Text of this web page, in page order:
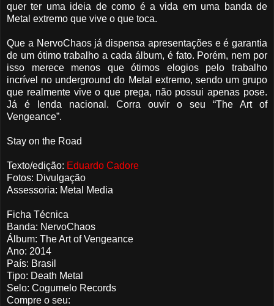
quer ter uma ideia de como é a vida em uma banda de
Metal extremo que vive o que toca.
Que a NervoChaos já dispensa apresentações e é garantia
de um ótimo trabalho a cada álbum, é fato. Porém, nem por
isso merece menos que ótimos elogios pelo trabalho
incrível no underground do Metal extremo, sendo um grupo
que realmente vive o que prega, não possui apenas pose.
Já é lenda nacional. Corra ouvir o seu “The Art of
Vengeance”.
Stay on the Road
Texto/edição: Eduardo Cadore
Fotos: Divulgação
Assessoria: Metal Media
Ficha Técnica
Banda: NervoChaos
Álbum: The Art of Vengeance
Ano: 2014
País: Brasil
Tipo: Death Metal
Selo: Cogumelo Records
Compre o seu: